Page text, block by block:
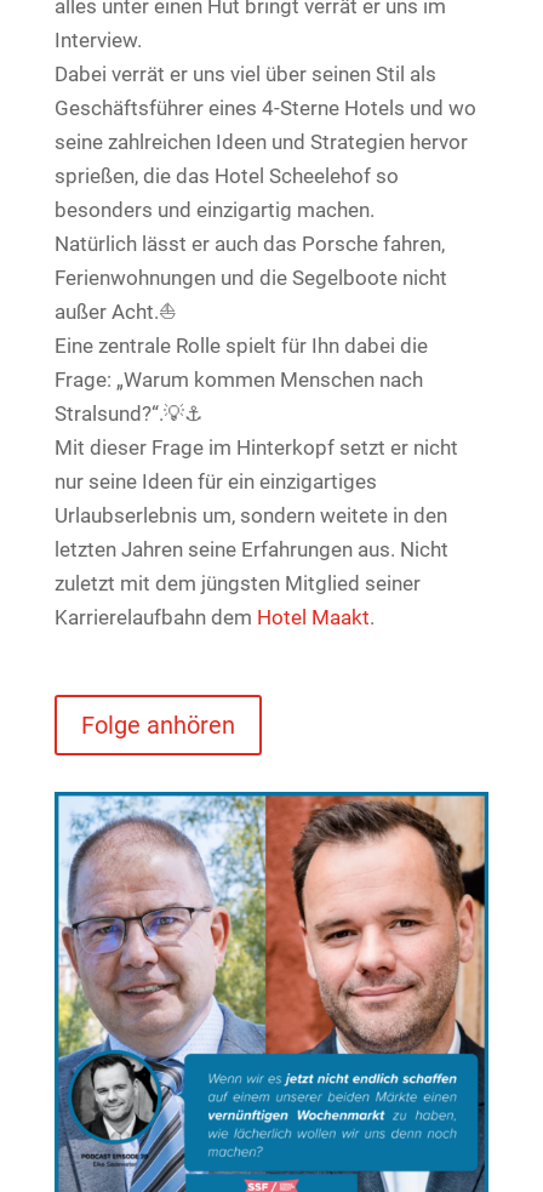
alles unter einen Hut bringt verrät er uns im
Interview.
Dabei verrät er uns viel über seinen Stil als
Geschäftsführer eines 4-Sterne Hotels und wo
seine zahlreichen Ideen und Strategien hervor
sprießen, die das Hotel Scheelehof so
besonders und einzigartig machen.
Natürlich lässt er auch das Porsche fahren,
Ferienwohnungen und die Segelboote nicht
außer Acht.⛵️
Eine zentrale Rolle spielt für Ihn dabei die
Frage: „Warum kommen Menschen nach
Stralsund?“.💡⚓️
Mit dieser Frage im Hinterkopf setzt er nicht
nur seine Ideen für ein einzigartiges
Urlaubserlebnis um, sondern weitete in den
letzten Jahren seine Erfahrungen aus. Nicht
zuletzt mit dem jüngsten Mitglied seiner
Karrierelaufbahn dem Hotel Maakt.
Folge anhören